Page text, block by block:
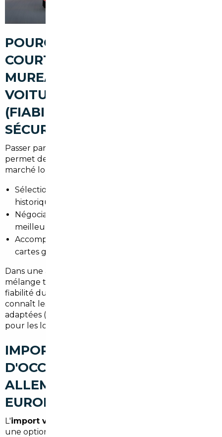
POURQUOI PASSER PAR UN
COURTIER AUTOMOBILE À LES
MUREAUX POUR ACHETER UNE
VOITURE D'OCCASION
(FIABILITÉ, AVANTAGES,
SÉCURISATION)
Passer par un
permet de gagner du temps et d'éviter les pièges du
marché local. Nos avantages :
Sélection vérifiée de véhicules avec contrôle
historique et kilométrage.
Négociation professionnelle pour obtenir le
meilleur prix.
Accompagnement administratif (import, TVA,
cartes grises) pour une transaction sécurisée.
Dans une agglomération où la mobilité quotidienne
mélange trajets vers Paris et déplacements locaux, la
fiabilité du véhicule est primordiale. Un courtier local
connaît les usages et conseille les motorisations
adaptées (hybride pour la ville, diesel ou essence
pour les longues routes).
IMPORT DE VOITURES
D'OCCASION À LES MUREAUX :
ALLEMAGNE, BELGIQUE ET
EUROPE
L'import voiture Allemagne Les Mureaux
une option prisée : les tarifs, l'entretien suivi et le